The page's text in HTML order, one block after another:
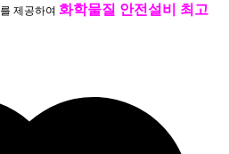
를 제공하여 화학물질 안전설비 최고